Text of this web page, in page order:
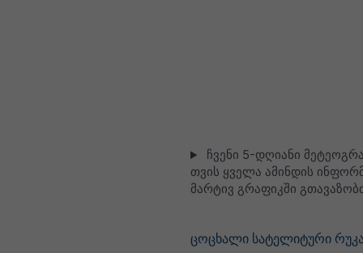
ჩვენი 5-დღიანი
თვის ყველა ამინდის
მარტივ გრაფიკში
ცოცხალი სატელიტური